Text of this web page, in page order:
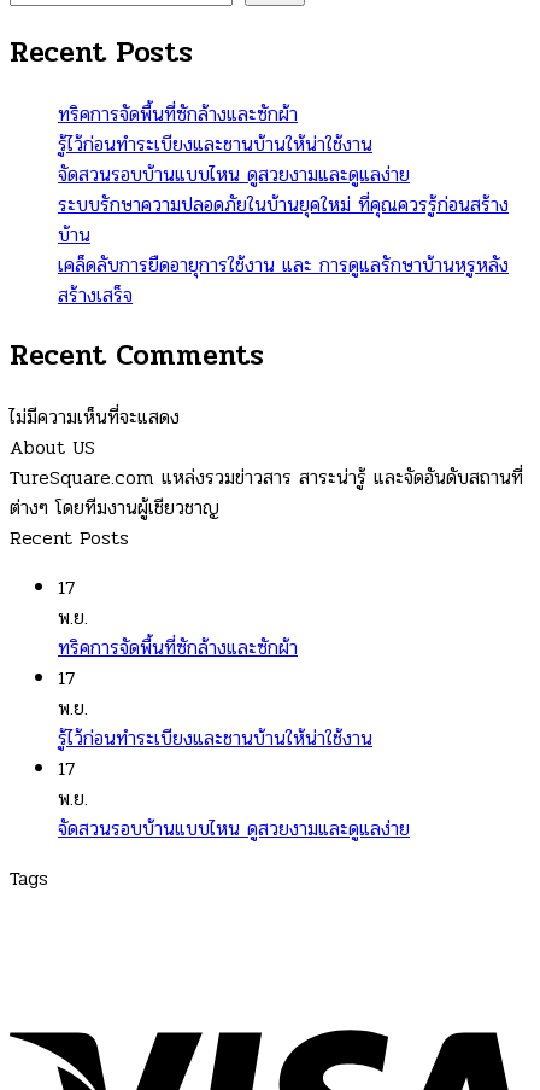
Recent Posts
ทริคการจัดพื้นที่ซักล้างและซักผ้า
รู้ไว้ก่อนทำระเบียงและชานบ้านให้น่าใช้งาน
จัดสวนรอบบ้านแบบไหน ดูสวยงามและดูแลง่าย
ระบบรักษาความปลอดภัยในบ้านยุคใหม่ ที่คุณควรรู้ก่อนสร้าง
บ้าน
เคล็ดลับการยืดอายุการใช้งาน และ การดูแลรักษาบ้านหรูหลัง
สร้างเสร็จ
Recent Comments
ไม่มีความเห็นที่จะแสดง
About US
TureSquare.com แหล่งรวมข่าวสาร สาระน่ารู้ และจัดอันดับสถานที่
ต่างๆ โดยทีมงานผู้เชียวชาญ
Recent Posts
17
พ.ย.
ทริคการจัดพื้นที่ซักล้างและซักผ้า
17
พ.ย.
รู้ไว้ก่อนทำระเบียงและชานบ้านให้น่าใช้งาน
17
พ.ย.
จัดสวนรอบบ้านแบบไหน ดูสวยงามและดูแลง่าย
Tags